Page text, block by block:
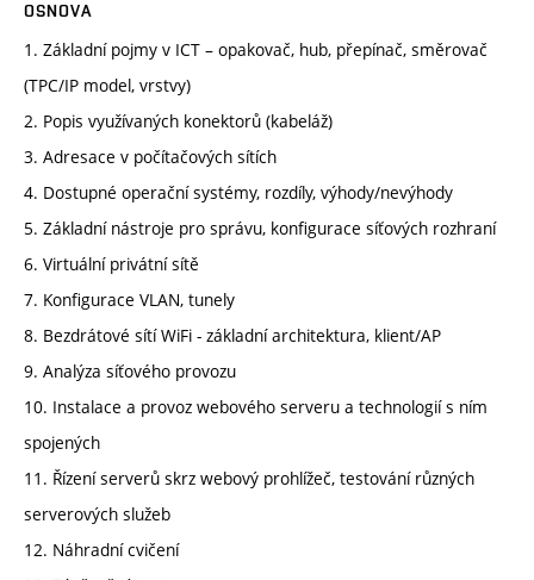
OSNOVA
1. Základní pojmy v ICT – opakovač, hub, přepínač, směrovač
(TPC/IP model, vrstvy)
2. Popis využívaných konektorů (kabeláž)
3. Adresace v počítačových sítích
4. Dostupné operační systémy, rozdíly, výhody/nevýhody
5. Základní nástroje pro správu, konfigurace síťových rozhraní
6. Virtuální privátní sítě
7. Konfigurace VLAN, tunely
8. Bezdrátové sítí WiFi - základní architektura, klient/AP
9. Analýza síťového provozu
10. Instalace a provoz webového serveru a technologií s ním
spojených
11. Řízení serverů skrz webový prohlížeč, testování různých
serverových služeb
12. Náhradní cvičení